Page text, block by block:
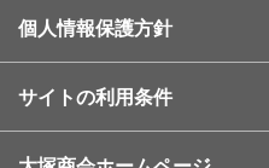
個人情報保護方針
サイトの利用条件